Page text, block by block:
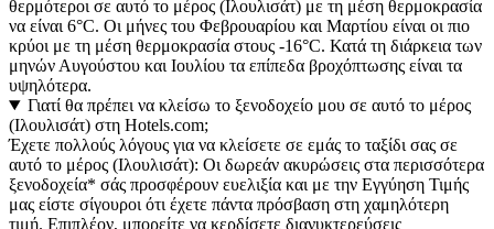
θερμότεροι σε αυτό το μέρος (Ιλουλισάτ) με τη μέση θερμοκρασία
να είναι 6°C. Οι μήνες του Φεβρουαρίου και Μαρτίου είναι οι πιο
κρύοι με τη μέση θερμοκρασία στους -16°C. Κατά τη διάρκεια των
μηνών Αυγούστου και Ιουλίου τα επίπεδα βροχόπτωσης είναι τα
υψηλότερα.
Γιατί θα πρέπει να κλείσω το ξενοδοχείο μου σε αυτό το μέρος
(Ιλουλισάτ) στη Hotels.com;
Έχετε πολλούς λόγους για να κλείσετε σε εμάς το ταξίδι σας σε
αυτό το μέρος (Ιλουλισάτ): Οι δωρεάν ακυρώσεις στα περισσότερα
ξενοδοχεία* σάς προσφέρουν ευελιξία και με την Εγγύηση Τιμής
μας είστε σίγουροι ότι έχετε πάντα πρόσβαση στη χαμηλότερη
τιμή. Επιπλέον, μπορείτε να κερδίσετε διανυκτερεύσεις